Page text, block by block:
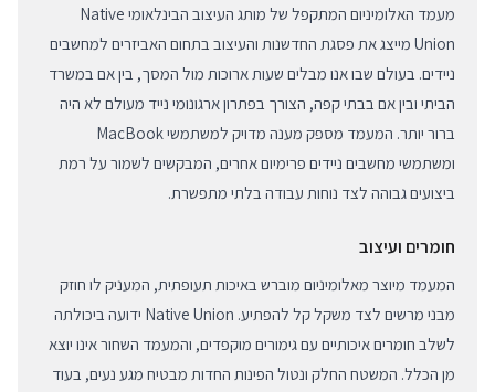
מעמד האלומיניום המתקפל של מותג העיצוב הבינלאומי Native
Union מייצג את פסגת החדשנות והעיצוב בתחום האביזרים למחשבים
ניידים. בעולם שבו אנו מבלים שעות ארוכות מול המסך, בין אם במשרד
הביתי ובין אם בבתי קפה, הצורך בפתרון ארגונומי נייד מעולם לא היה
ברור יותר. המעמד מספק מענה מדויק למשתמשי MacBook
ומשתמשי מחשבים ניידים פרימיום אחרים, המבקשים לשמור על רמת
ביצועים גבוהה לצד נוחות עבודה בלתי מתפשרת.
חומרים ועיצוב
המעמד מיוצר מאלומיניום מוברש באיכות תעופתית, המעניק לו חוזק
מבני מרשים לצד משקל קל להפתיע. Native Union ידועה ביכולתה
לשלב חומרים איכותיים עם גימורים מוקפדים, והמעמד השחור אינו יוצא
מן הכלל. המשטח החלק ונטול הפינות החדות מבטיח מגע נעים, בעוד